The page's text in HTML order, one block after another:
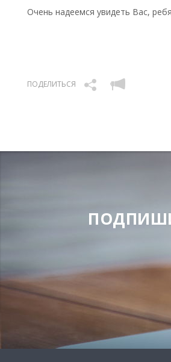
Очень надеемся увидеть Вас,
ПОДЕЛИТЬСЯ